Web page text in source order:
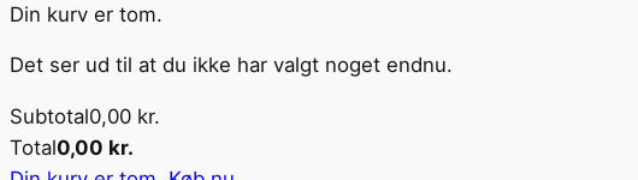
Din kurv er tom.
Det ser ud til at du ikke har valgt noget endnu.
Subtotal0,00 kr.
Total0,00 kr.